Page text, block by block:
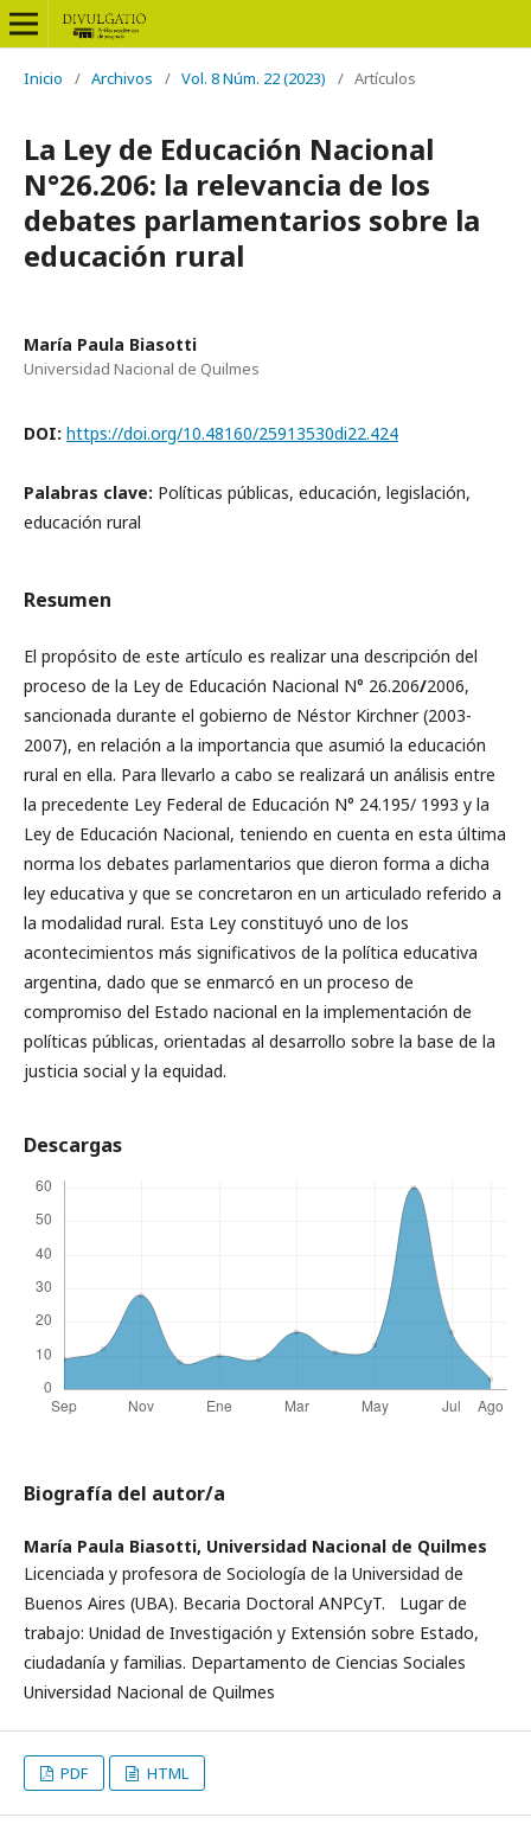
Inicio / Archivos / Vol. 8 Núm. 22 (2023) / Artículos
La Ley de Educación Nacional
N°26.206: la relevancia de los
debates parlamentarios sobre la
educación rural
María Paula Biasotti
Universidad Nacional de Quilmes
DOI: https://doi.org/10.48160/25913530di22.424
Palabras clave: Políticas públicas, educación, legislación,
educación rural
Resumen
El propósito de este artículo es realizar una descripción del
proceso de la Ley de Educación Nacional N° 26.206/2006,
sancionada durante el gobierno de Néstor Kirchner (2003-
2007), en relación a la importancia que asumió la educación
rural en ella. Para llevarlo a cabo se realizará un análisis entre
la precedente Ley Federal de Educación N° 24.195/ 1993 y la
Ley de Educación Nacional, teniendo en cuenta en esta última
norma los debates parlamentarios que dieron forma a dicha
ley educativa y que se concretaron en un articulado referido a
la modalidad rural. Esta Ley constituyó uno de los
acontecimientos más significativos de la política educativa
argentina, dado que se enmarcó en un proceso de
compromiso del Estado nacional en la implementación de
políticas públicas, orientadas al desarrollo sobre la base de la
justicia social y la equidad.
Descargas
Biografía del autor/a
María Paula Biasotti, Universidad Nacional de Quilmes
Licenciada y profesora de Sociología de la Universidad de
Buenos Aires (UBA). Becaria Doctoral ANPCyT. Lugar de
trabajo: Unidad de Investigación y Extensión sobre Estado,
ciudadanía y familias. Departamento de Ciencias Sociales
Universidad Nacional de Quilmes
PDF HTML